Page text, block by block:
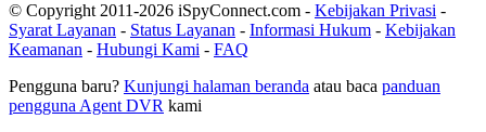
© Copyright 2011-2026 iSpyConnect.com - Kebijakan Privasi -
Syarat Layanan - Status Layanan - Informasi Hukum - Kebijakan
Keamanan - Hubungi Kami - FAQ
Pengguna baru? Kunjungi halaman beranda atau baca panduan
pengguna Agent DVR kami